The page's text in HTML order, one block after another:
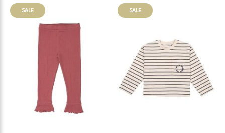
SALE SALE